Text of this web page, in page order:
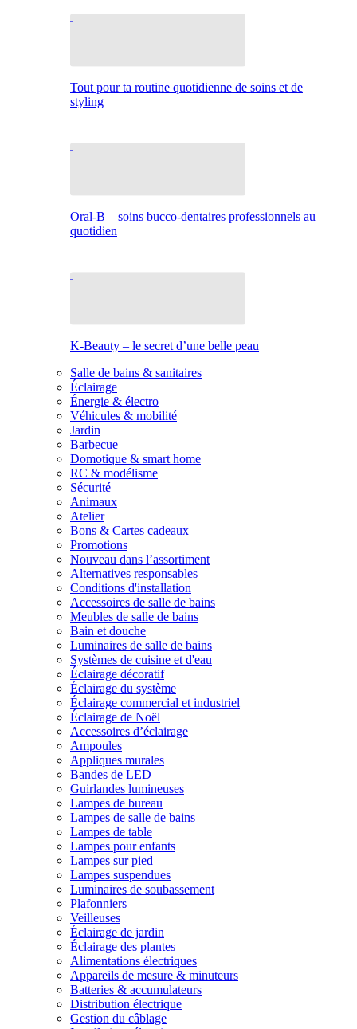
Tout pour ta routine quotidienne de soins et de
styling
Oral-B – soins bucco-dentaires professionnels au
quotidien
K-Beauty – le secret d’une belle peau
Salle de bains & sanitaires
Éclairage
Énergie & électro
Véhicules & mobilité
Jardin
Barbecue
Domotique & smart home
RC & modélisme
Sécurité
Animaux
Atelier
Bons & Cartes cadeaux
Promotions
Nouveau dans l’assortiment
Alternatives responsables
Conditions d'installation
Accessoires de salle de bains
Meubles de salle de bains
Bain et douche
Luminaires de salle de bains
Systèmes de cuisine et d'eau
Éclairage décoratif
Éclairage du système
Éclairage commercial et industriel
Éclairage de Noël
Accessoires d’éclairage
Ampoules
Appliques murales
Bandes de LED
Guirlandes lumineuses
Lampes de bureau
Lampes de salle de bains
Lampes de table
Lampes pour enfants
Lampes sur pied
Lampes suspendues
Luminaires de soubassement
Plafonniers
Veilleuses
Éclairage de jardin
Éclairage des plantes
Alimentations électriques
Appareils de mesure & minuteurs
Batteries & accumulateurs
Distribution électrique
Gestion du câblage